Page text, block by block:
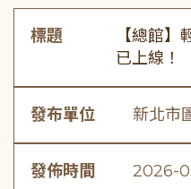
標題
【總館
已上線！
發布單位 新北市
發佈時間 2026-